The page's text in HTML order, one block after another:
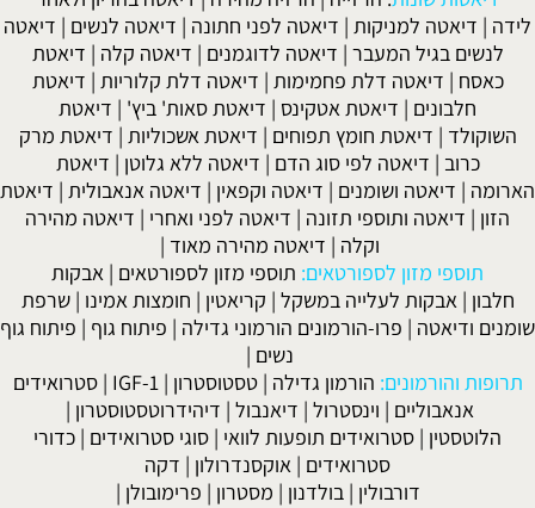
לידה | דיאטה למניקות | דיאטה לפני חתונה | דיאטה לנשים | דיאטה
לנשים בגיל המעבר | דיאטה לדוגמנים | דיאטה קלה | דיאטת
כאסח | דיאטה דלת פחמימות | דיאטה דלת קלוריות | דיאטת
חלבונים | דיאטת אטקינס | דיאטת סאות' ביץ' | דיאטת
השוקולד | דיאטת חומץ תפוחים | דיאטת אשכוליות | דיאטת מרק
כרוב | דיאטה לפי סוג הדם | דיאטה ללא גלוטן | דיאטת
הארומה | דיאטה ושומנים | דיאטה וקפאין | דיאטה אנאבולית | דיאטת
הזון | דיאטה ותוספי תזונה | דיאטה לפני ואחרי | דיאטה מהירה
וקלה | דיאטה מהירה מאוד |
תוספי מזון לספורטאים: תוספי מזון לספורטאים | אבקות
חלבון |אבקות לעלייה במשקל | קריאטין | חומצות אמינו |שרפת
שומנים ודיאטה | פרו-הורמונים הורמוני גדילה | פיתוח גוף | פיתוח גוף
נשים |
תרופות והורמונים: הורמון גדילה |טסטוסטרון |
IGF-1
|סטרואידים
אנאבוליים | וינסטרול | דיאנבול | דיהידרוטסטוסטרון |
הלוטסטין | סטרואידים תופעות לוואי | סוגי סטרואידים | כדורי
סטרואידים | אוקסנדרולון | דקה
דורבולין |בולדנון | מסטרון | פרימובולן |